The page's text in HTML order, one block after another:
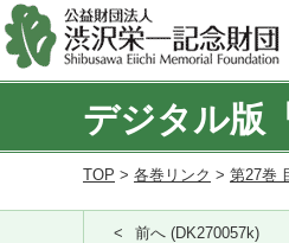
デジタル版
TOP > 各巻リンク > 第27巻
前へ (DK270057k)